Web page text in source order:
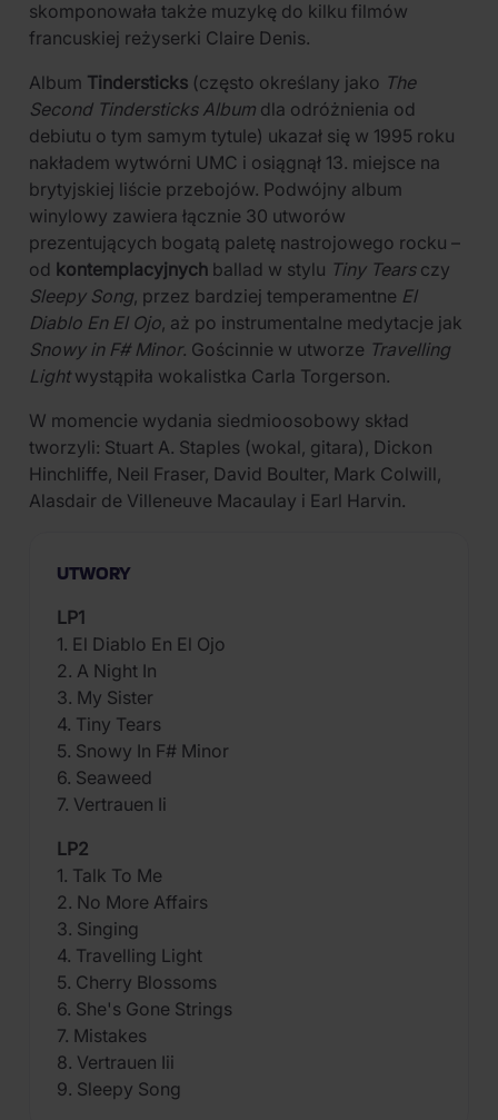
skomponowała także muzykę do kilku filmów
francuskiej reżyserki Claire Denis.
Album Tindersticks (często określany jako The
Second Tindersticks Album dla odróżnienia od
debiutu o tym samym tytule) ukazał się w 1995 roku
nakładem wytwórni UMC i osiągnął 13. miejsce na
brytyjskiej liście przebojów. Podwójny album
winylowy zawiera łącznie 30 utworów
prezentujących bogatą paletę nastrojowego rocku –
od kontemplacyjnych ballad w stylu Tiny Tearsczy
Sleepy Song, przez bardziej temperamentne El
Diablo En El Ojo, aż po instrumentalne medytacje jak
Snowy in F# Minor. Gościnnie w utworze Travelling
Lightwystąpiła wokalistka Carla Torgerson.
W momencie wydania siedmioosobowy skład
tworzyli: Stuart A. Staples (wokal, gitara), Dickon
Hinchliffe, Neil Fraser, David Boulter, Mark Colwill,
Alasdair de Villeneuve Macaulay i Earl Harvin.
UTWORY
LP1
1. El Diablo En El Ojo
2. A Night In
3. My Sister
4. Tiny Tears
5. Snowy In F# Minor
6. Seaweed
7. Vertrauen Ii
LP2
1. Talk To Me
2. No More Affairs
3. Singing
4. Travelling Light
5. Cherry Blossoms
6. She's Gone Strings
7. Mistakes
8. Vertrauen Iii
9. Sleepy Song